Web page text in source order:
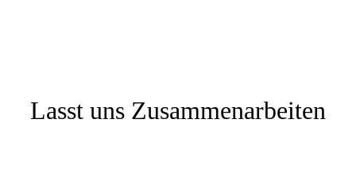
Lasst uns Zusammenarbeiten